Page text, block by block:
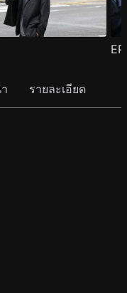
รายละเอียด